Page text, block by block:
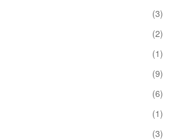
(3)
(2)
(1)
(9)
(6)
(1)
(3)